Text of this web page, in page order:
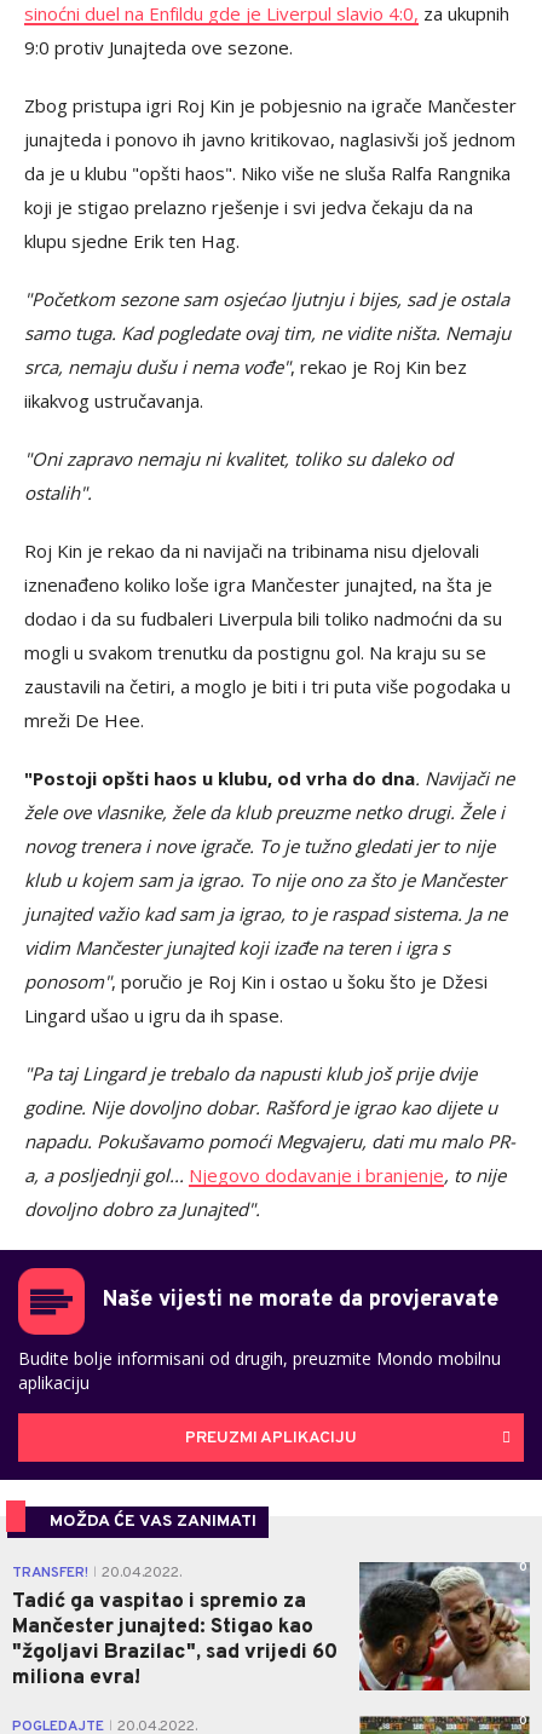
sinoćni duel na Enfildu gde je Liverpul slavio 4:0, za ukupnih
9:0 protiv Junajteda ove sezone.
Zbog pristupa igri Roj Kin je pobjesnio na igrače Mančester
junajteda i ponovo ih javno kritikovao, naglasivši još jednom
da je u klubu "opšti haos". Niko više ne sluša Ralfa Rangnika
koji je stigao prelazno rješenje i svi jedva čekaju da na
klupu sjedne Erik ten Hag.
"Početkom sezone sam osjećao ljutnju i bijes, sad je ostala
samo tuga. Kad pogledate ovaj tim, ne vidite ništa. Nemaju
srca, nemaju dušu i nema vođe", rekao je Roj Kin bez
iikakvog ustručavanja.
"Oni zapravo nemaju ni kvalitet, toliko su daleko od
ostalih".
Roj Kin je rekao da ni navijači na tribinama nisu djelovali
iznenađeno koliko loše igra Mančester junajted, na šta je
dodao i da su fudbaleri Liverpula bili toliko nadmoćni da su
mogli u svakom trenutku da postignu gol. Na kraju su se
zaustavili na četiri, a moglo je biti i tri puta više pogodaka u
mreži De Hee.
"Postoji opšti haos u klubu, od vrha do dna. Navijači ne
žele ove vlasnike, žele da klub preuzme netko drugi. Žele i
novog trenera i nove igrače. To je tužno gledati jer to nije
klub u kojem sam ja igrao. To nije ono za što je Mančester
junajted važio kad sam ja igrao, to je raspad sistema. Ja ne
vidim Mančester junajted koji izađe na teren i igra s
ponosom", poručio je Roj Kin i ostao u šoku što je Džesi
Lingard ušao u igru da ih spase.
"Pa taj Lingard je trebalo da napusti klub još prije dvije
godine. Nije dovoljno dobar. Rašford je igrao kao dijete u
napadu. Pokušavamo pomoći Megvajeru, dati mu malo PR-
a, a posljednji gol... Njegovo dodavanje i branjenje, to nije
dovoljno dobro za Junajted".
Naše vijesti ne morate da provjeravate
Budite bolje informisani od drugih, preuzmite Mondo mobilnu
aplikaciju
PREUZMI APLIKACIJU
MOŽDA ĆE VAS ZANIMATI
TRANSFER! 20.04.2022.
Tadić ga vaspitao i spremio za
Mančester junajted: Stigao kao
"žgoljavi Brazilac", sad vrijedi 60
miliona evra!
0
POGLEDAJTE 20.04.2022. 0